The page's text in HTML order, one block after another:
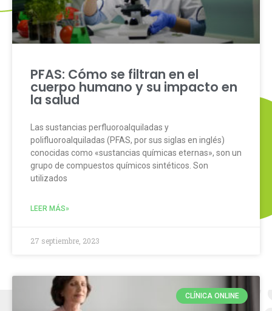
PFAS: Cómo se filtran en el
cuerpo humano y su impacto en
la salud
Las sustancias perfluoroalquiladas y
polifluoroalquiladas (PFAS, por sus siglas en inglés)
conocidas como «sustancias químicas eternas», son un
grupo de compuestos químicos sintéticos. Son
utilizados
LEER MÁS»
27 septiembre, 2023
CLÍNICA ONLINE